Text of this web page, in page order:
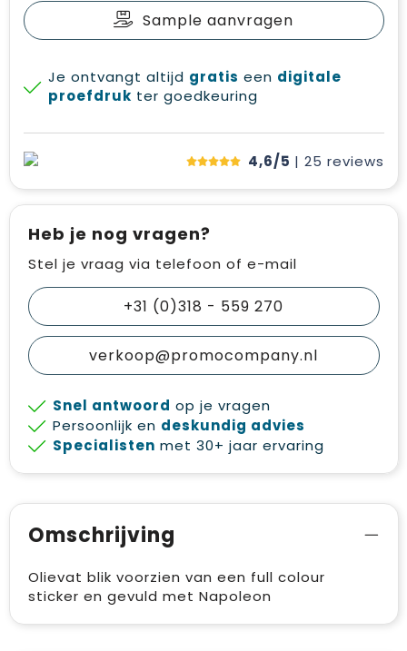
Sample aanvragen
Je ontvangt altijd gratis een digitale
proefdruk ter goedkeuring
4,6/5 | 25 reviews
Heb je nog vragen?
Stel je vraag via telefoon of e-mail
+31 (0)318 - 559 270
verkoop@promocompany.nl
Snel antwoord op je vragen
Persoonlijk en deskundig advies
Specialisten met 30+ jaar ervaring
Omschrijving
Olievat blik voorzien van een full colour
sticker en gevuld met Napoleon